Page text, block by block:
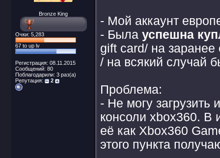
Bronze King
Очки: 5,283
67 to up lv
Регистрация: 08.11.2015
Сообщений: 80
Поблагодарили: 3 раз(а)
Репутация:
2
- Мой аккаунт
- Была успешна
gift card/ на заранее
/ на всякий случай
Проблема:
- Не могу загрузить
консоли xbox360. В
её как Xbox360
этого пункта